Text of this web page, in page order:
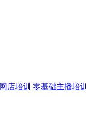
网店培训 零基础主播培训